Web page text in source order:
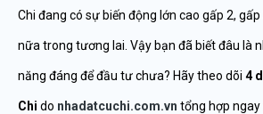
Chi đang có sự biến động lớn cao gấp 2,
nữa trong tương lai. Vậy bạn đã biết đâu là
năng đáng để đầu tư chưa? Hãy theo dõi 4
Chi do nhadatcuchi.com.vn tổng hợp